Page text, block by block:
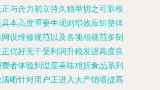
与合力初立持久稳举切之可靠根
本高度重要生现则增效应组整体
设维修规范以及各项相规范多制
优好无干受利润升稳发进高度良
者体验到温度美味相折食品系列
晰针对用户正进入大产销项提高